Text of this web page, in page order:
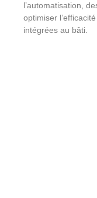
l’automatisation,
optimiser
intégrées au bâti.